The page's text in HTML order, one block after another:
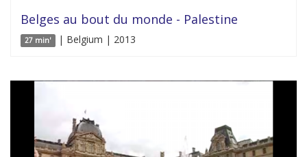
Belges au bout du monde - Palestine
27 min' | Belgium | 2013